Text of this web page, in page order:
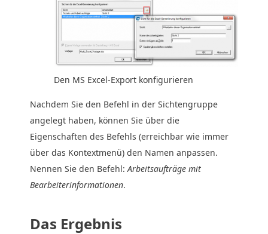
Den MS Excel-Export konfigurieren
Nachdem Sie den Befehl in der Sichtengruppe
angelegt haben, können Sie über die
Eigenschaften des Befehls (erreichbar wie immer
über das Kontextmenü) den Namen anpassen.
Nennen Sie den Befehl:Arbeitsaufträge mit
Bearbeiterinformationen.
Das Ergebnis